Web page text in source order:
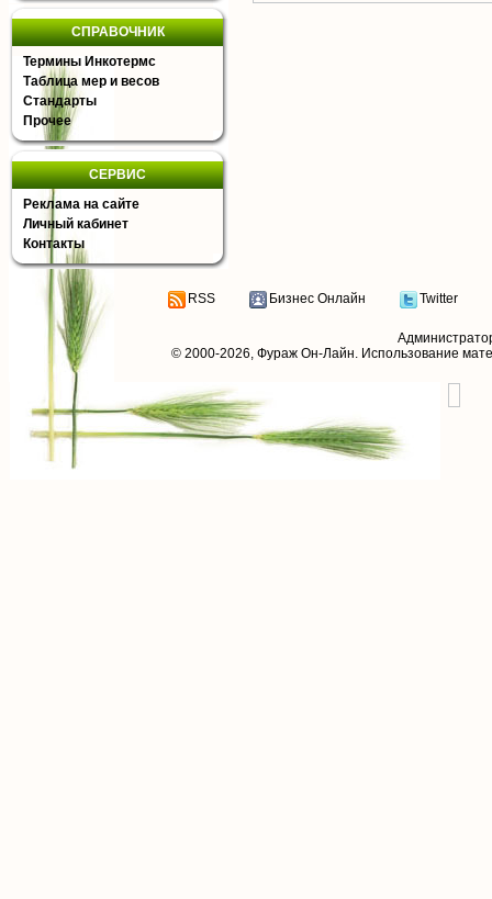
СПРАВОЧНИК
Термины Инкотермс
Таблица мер и весов
Стандарты
Прочее
СЕРВИС
Реклама на сайте
Личный кабинет
Контакты
RSS Бизнес Онлайн Twitter
© 2000-2026, Фураж Он-Лайн. Использование